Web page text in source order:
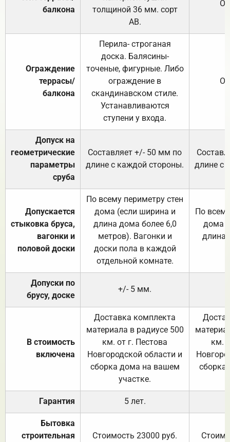
балкона
толщиной 36 мм. сорт
АВ.
Ограждение
террасы/
балкона
Перила- строганая
доска. Балясины-
точеные, фигурные. Либо
ограждение в
скандинавском стиле.
Устанавливаются
ступени у входа.
Допуск на
геометрические
параметры
сруба
Составляет +/- 50 мм по
длине с каждой стороны.
длине с
Допускается
стыковка бруса,
вагонки и
половой доски
По всему периметру стен
дома (если ширина и
длина дома более 6,0
метров). Вагонки и
доски пола в каждой
отдельной комнате.
По
дома
длина
Допуски по
брусу, доске
+/- 5 мм.
В стоимость
включена
Доставка комплекта
материала в радиусе 500
км. от г. Пестова
Новгородской области и
сборка дома на вашем
участке.
км.
Гарантия 5 лет.
Бытовка
строительная
Стоимость 23000 руб.